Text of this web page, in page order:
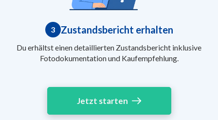
3 Zustandsbericht erhalten
Du erhältst einen detaillierten Zustandsbericht inklusive
Fotodokumentation und Kaufempfehlung.
Jetzt starten